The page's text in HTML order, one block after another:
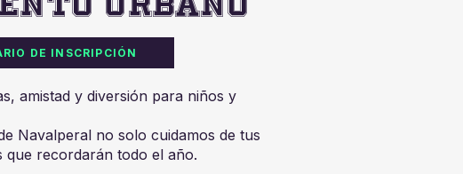
DE INSCRIPCIÓN
amistad y diversión para niños y
Navalperal no solo cuidamos de tus
recordarán todo el año.